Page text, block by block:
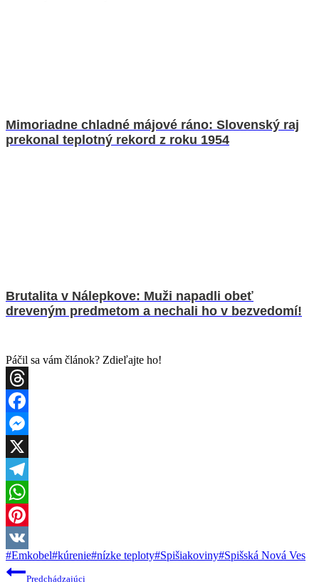
Mimoriadne chladné májové ráno: Slovenský raj
prekonal teplotný rekord z roku 1954
Brutalita v Nálepkove: Muži napadli obeť
dreveným predmetom a nechali ho v bezvedomí!
Páčil sa vám článok? Zdieľajte ho!
Threads
Facebook
Messenger
X
Telegram
WhatsApp
Pinterest
VK
Post
Tags:
#Emkobel#kúrenie#nízke teploty#Spišiakoviny#Spišská Nová Ves
Navigácia
Predchádzajúci